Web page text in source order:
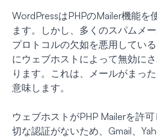
WordPressはPHPのMailer機能を
ます。しかし、多くのスパムメ
プロトコルの欠如を悪用してい
にウェブホストによって無効に
ります。これは、メールがまっ
意味します。
ウェブホストがPHP Mailerを許
切な認証がないため、Gmail、